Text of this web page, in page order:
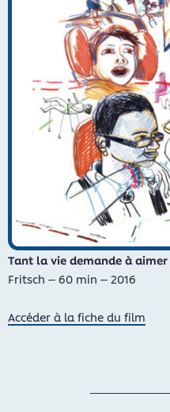
Tant la vie demande à aimer
Fritsch – 60 min – 2016
Accéder à la fiche du film